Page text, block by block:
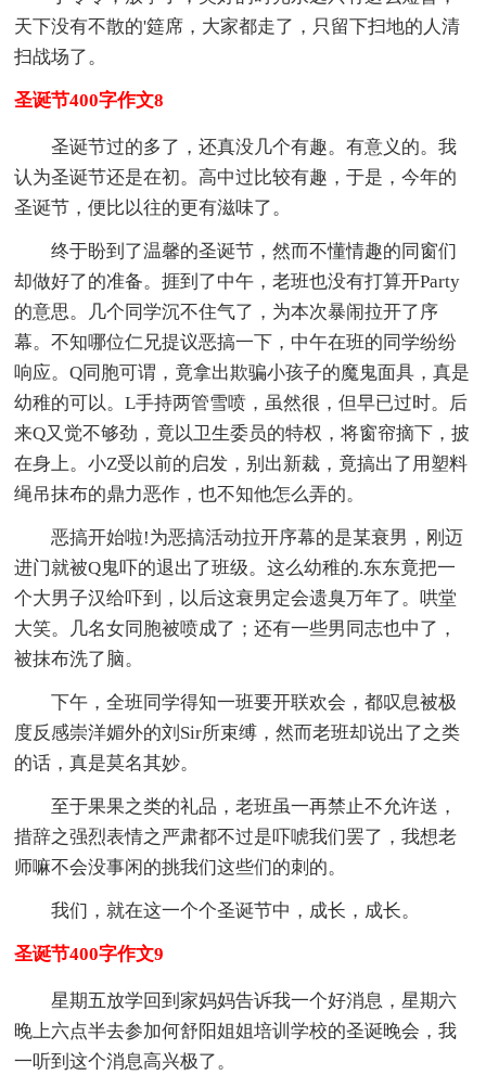
天下没有不散的'筵席，大家都走了，只留下扫地的人清
扫战场了。
圣诞节400字作文8
圣诞节过的多了，还真没几个有趣。有意义的。我
认为圣诞节还是在初。高中过比较有趣，于是，今年的
圣诞节，便比以往的更有滋味了。
终于盼到了温馨的圣诞节，然而不懂情趣的同窗们
却做好了的准备。捱到了中午，老班也没有打算开Party
的意思。几个同学沉不住气了，为本次暴闹拉开了序
幕。不知哪位仁兄提议恶搞一下，中午在班的同学纷纷
响应。Q同胞可谓，竟拿出欺骗小孩子的魔鬼面具，真是
幼稚的可以。L手持两管雪喷，虽然很，但早已过时。后
来Q又觉不够劲，竟以卫生委员的特权，将窗帘摘下，披
在身上。小Z受以前的启发，别出新裁，竟搞出了用塑料
绳吊抹布的鼎力恶作，也不知他怎么弄的。
恶搞开始啦!为恶搞活动拉开序幕的是某衰男，刚迈
进门就被Q鬼吓的退出了班级。这么幼稚的.东东竟把一
个大男子汉给吓到，以后这衰男定会遗臭万年了。哄堂
大笑。几名女同胞被喷成了；还有一些男同志也中了，
被抹布洗了脑。
下午，全班同学得知一班要开联欢会，都叹息被极
度反感崇洋媚外的刘Sir所束缚，然而老班却说出了之类
的话，真是莫名其妙。
至于果果之类的礼品，老班虽一再禁止不允许送，
措辞之强烈表情之严肃都不过是吓唬我们罢了，我想老
师嘛不会没事闲的挑我们这些们的刺的。
我们，就在这一个个圣诞节中，成长，成长。
圣诞节400字作文9
星期五放学回到家妈妈告诉我一个好消息，星期六
晚上六点半去参加何舒阳姐姐培训学校的圣诞晚会，我
一听到这个消息高兴极了。